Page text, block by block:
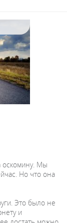
оскомину. Мы
Но что она
Это было не
и